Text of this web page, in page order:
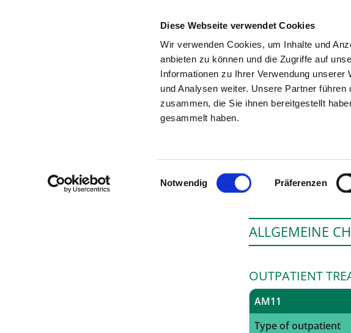
Diese Webseite verwendet Cookies
Wir verwenden Cookies, um Inhalte und
anbieten zu können und die Zugriffe auf
Informationen zu Ihrer Verwendung
und Analysen weiter. Unsere Partner
zusammen, die Sie ihnen bereitgestellt
gesammelt haben.
Einwilligungsauswahl
Notwendig Präferenzen
Startseite der Fachabteilung
ALLGEMEINE
OUTPATIENT
AM11
Type of outpatient